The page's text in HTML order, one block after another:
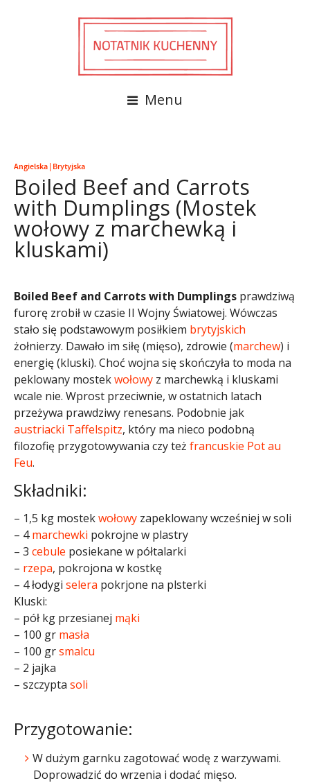
Menu
Angielska| Brytyjska
Boiled Beef and Carrots
with Dumplings (Mostek
wołowy z marchewką i
kluskami)
Boiled Beef and Carrots with Dumplings prawdziwą
furorę zrobił w czasie II Wojny Światowej. Wówczas
stało się podstawowym posiłkiem brytyjskich
żołnierzy. Dawało im siłę (mięso), zdrowie (marchew) i
energię (kluski). Choć wojna się skończyła to moda na
peklowany mostekwołowy z marchewką i kluskami
wcale nie. Wprost przeciwnie, w ostatnich latach
przeżywa prawdziwy renesans. Podobnie jak
austriacki Taffelspitz, który ma nieco podobną
filozofię przygotowywania czy też francuskie Pot au
Feu.
Składniki:
– 1,5 kg mostekwołowy zapeklowany wcześniej w soli
– 4marchewki pokrojne w plastry
– 3 cebule posiekane w półtalarki
– rzepa, pokrojona w kostkę
– 4 łodygi selera pokrjone na plsterki
Kluski:
– pół kg przesianej mąki
– 100 gr masła
– 100 grsmalcu
– 2 jajka
– szczypta soli
Przygotowanie:
W dużym garnku zagotować wodę z warzywami.
Doprowadzić do wrzenia i dodać mięso.